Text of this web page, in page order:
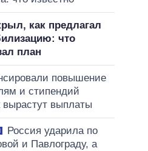
как предлагал
что
план
повышение
и стипендий
вырастут выплаты
Россия ударила по
и Павлограду, а